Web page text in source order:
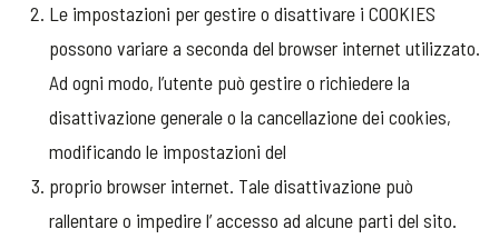
Le impostazioni per gestire o disattivare i COOKIES
possono variare a seconda del browser internet utilizzato.
Ad ogni modo, l’utente può gestire o richiedere la
disattivazione generale o la cancellazione dei cookies,
modificando le impostazioni del
proprio browser internet. Tale disattivazione può
rallentare o impedire l’ accesso ad alcune parti del sito.